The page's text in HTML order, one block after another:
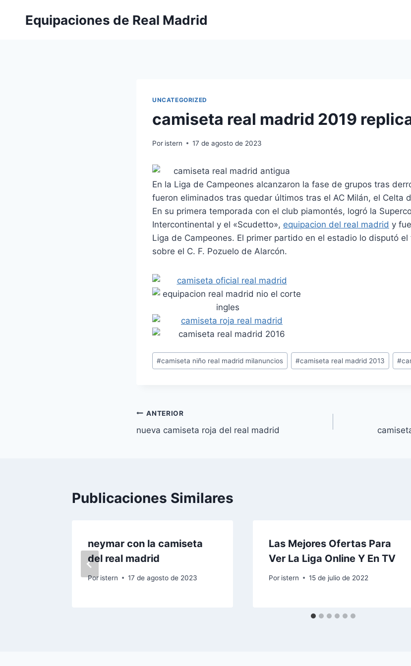
Equipaciones de Real Madrid
UNCATEGORIZED
camiseta real madrid 2019
Por istern 17 de agosto de 2023
En la Liga de Campeones alcanzaron la fase de grupos tras
fueron eliminados tras quedar últimos tras el AC Milán, el Celta
En su primera temporada con el club piamontés, logró la
Intercontinental y el «Scudetto», equipacion del real madrid y
Liga de Campeones. El primer partido en el estadio lo disputó
sobre el C. F. Pozuelo de Alarcón.
Etiquetas
de
#camiseta niño real madrid milanuncios #camiseta real madrid 2013 #
Navegación
de
ANTERIOR
nueva camiseta roja del real madrid
Publicaciones Similares
neymar con la camiseta
del real madrid
Por istern 17 de agosto de 2023
Las Mejores Ofertas Para
Ver La Liga Online Y En TV
Por istern 15 de julio de 2022